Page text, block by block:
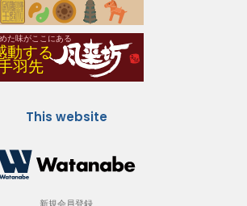
This website
新規会員登録